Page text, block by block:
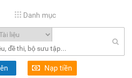
Danh mục
Nạp tiền